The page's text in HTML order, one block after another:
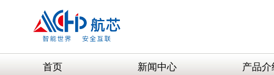
首页 新闻中心 产品介